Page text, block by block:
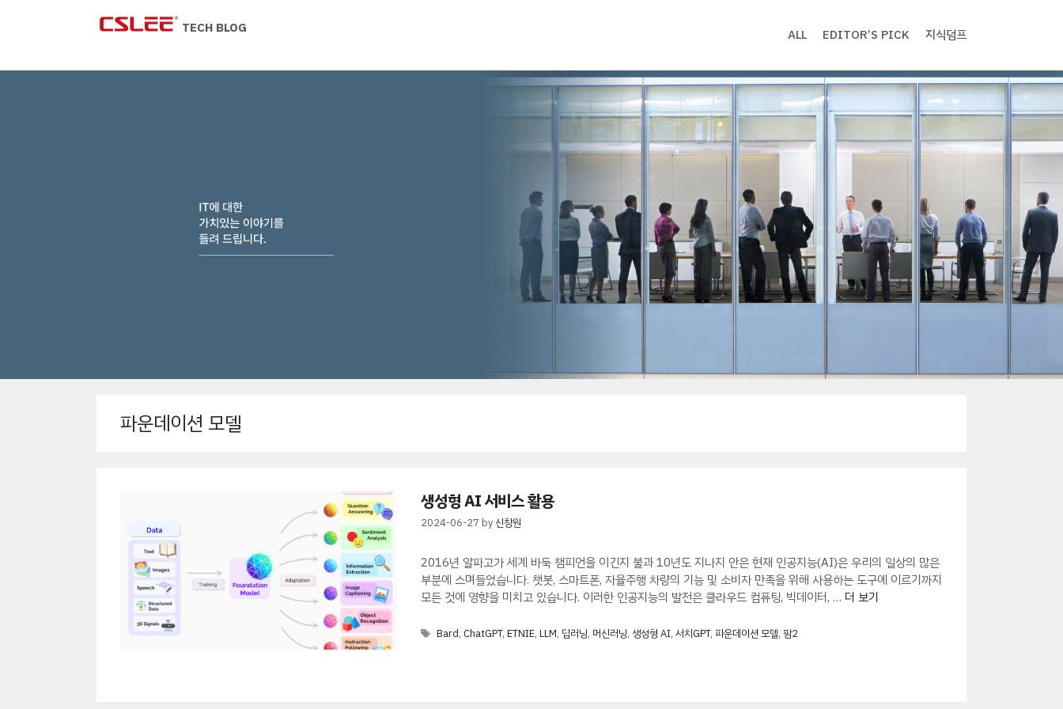
TECH BLOG ALL EDITOR’S PICK 지식덤프
파운데이션 모델
생성형 AI 서비스 활용
2024-06-27 by 신창원
2016년 알파고가 세계 바둑 챔피언을 이긴지 불과 10년도 지나지 안은 현재 인공지능(AI)은 우리의 일상의 많은
부분에 스며들었습니다. 챗봇, 스마트폰, 자율주행 차량의 기능 및 소비자 만족을 위해 사용하는 도구에 이르기까지
모든 것에 영향을 미치고 있습니다. 이러한 인공지능의 발전은 클라우드 컴퓨팅, 빅데이터, … 더 보기
Tags
Bard,ChatGPT,ETNIE,LLM, 딥러닝, 머신러닝, 생성형 AI,서치GPT,파운데이션 모델,팜2